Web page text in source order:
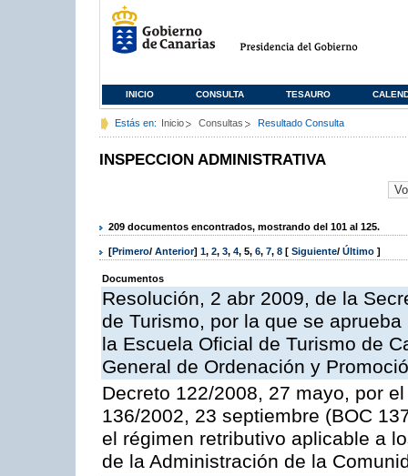
INICIO CONSULTA TESAURO
Estás en: Inicio Consultas Resultado Consulta
INSPECCION ADMINISTRATIVA
209 documentos encontrados, mostrando del 101 al 125.
[Primero/ Anterior] 1, 2, 3, 4, 5, 6, 7, 8 [ Siguiente/ Último ]
Documentos
Resolución, 2 abr 2009, de la
de Turismo, por la que se
la Escuela Oficial de Turismo de
General de Ordenación y
Decreto 122/2008, 27 mayo, por
136/2002, 23 septiembre (BOC
el régimen retributivo aplicable a
de la Administración de la